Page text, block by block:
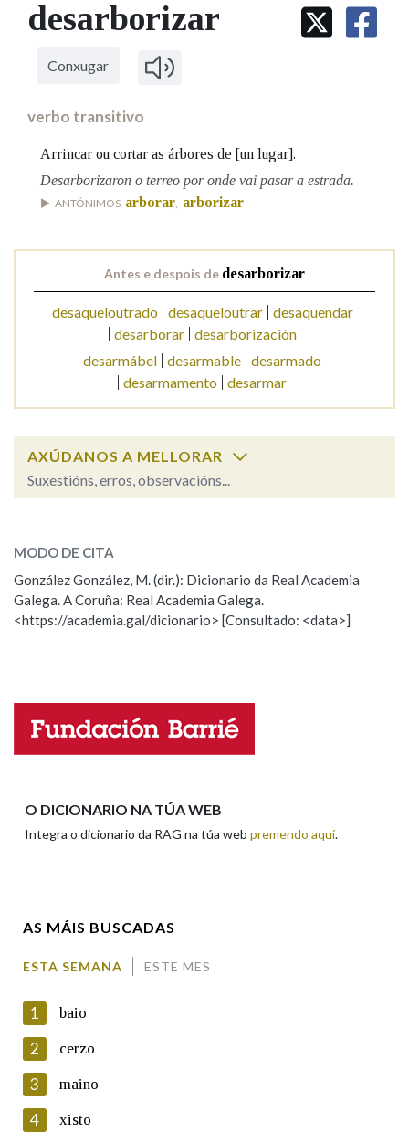
IDENTIDADE CORPORATIVA
MARCIAL DEL ADALID
FIGURAS HOMENAXEADAS
Facebook
TwitterYoutubeInstagram
Bluesky
BUSCAR NOS LEMAS
Comeza por
Contén
BUSCAR NO CONTIDO
Nas definicións
Na fraseoloxía
Marcas gramaticais
LIMPAR
desarborizar
Conxugar
verbo transitivo
Arrincar ou cortar as árbores de [un lugar].
Desarborizaron o terreo por onde vai pasar a estrada.
ANTÓNIMOS arborar arborizar
Antes e despois de desarborizar
desaqueloutrado desaqueloutrar
desaquendar
desarborar
desarborización
desarmábel desarmable desarmado
desarmamento desarmar
AXÚDANOS A MELLORAR
Suxestións, erros, observacións...
ESCOLLE UNHA OPCIÓN:
Observación Hai un erro na palabra
Propoño mellorar a definición
Nome
En cumprimento da normativa vixente en materia de
Protección de Datos de Carácter Persoal, a Real Academia
Galega informa a aqueles usuarios que faciliten o seu correo
MODO DE CITA
González González, M. (dir.): Dicionario da Real Academia
Galega. A Coruña: Real Academia Galega.
<https://academia.gal/dicionario> [Consultado: <data>]
O DICIONARIO NA TÚA WEB
Integra o dicionario da RAG na túa web premendo aquí.
AS MÁIS BUSCADAS
ESTA SEMANA ESTE MES
1 baio
2 cerzo
3 maino
4 xisto